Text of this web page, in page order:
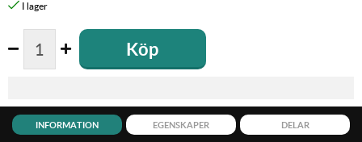
Köp
INFORMATION EGENSKAPER DELAR